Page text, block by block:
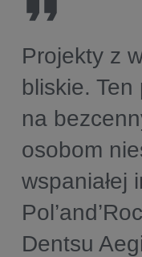
Projekty z
bliskie.
na
osobom
wspaniałej
Dentsu